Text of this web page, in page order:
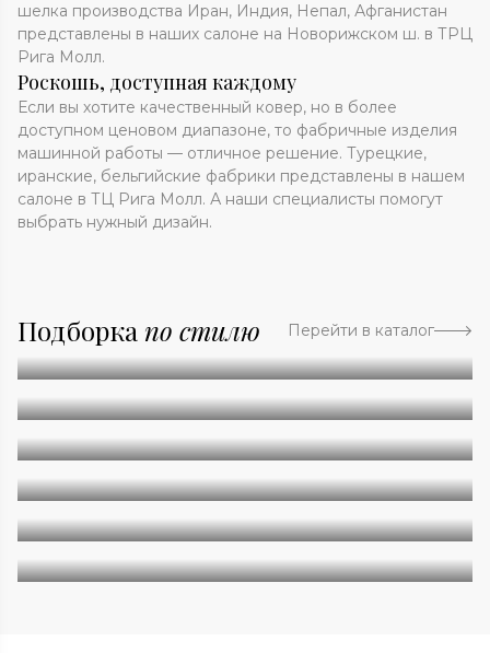
шелка производства Иран, Индия, Непал, Афганистан
представлены в наших салоне на Новорижском ш. в ТРЦ
Рига Молл.
Роскошь, доступная каждому
Если вы хотите качественный ковер, но в более
доступном ценовом диапазоне, то фабричные изделия
машинной работы — отличное решение. Турецкие,
иранские, бельгийские фабрики представлены в нашем
салоне в ТЦ Рига Молл. А наши специалисты помогут
выбрать нужный дизайн.
Подборка по стилю Перейти в каталог
Абстракция
Однотонные
Геометрия
Классические
Современные
Дизайнерские